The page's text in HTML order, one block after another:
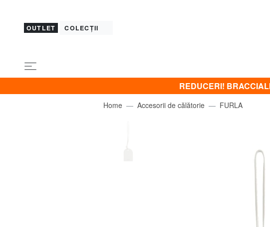
OUTLET COLECȚII
REDUCERI!
Home Accesorii de călătorie FURLA